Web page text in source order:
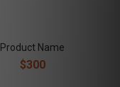
Product Name
$300